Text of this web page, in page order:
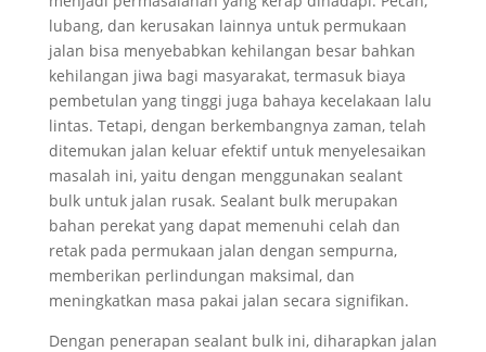
lubang, dan kerusakan lainnya untuk permukaan
jalan bisa menyebabkan kehilangan besar bahkan
kehilangan jiwa bagi masyarakat, termasuk biaya
pembetulan yang tinggi juga bahaya kecelakaan lalu
lintas. Tetapi, dengan berkembangnya zaman, telah
ditemukan jalan keluar efektif untuk menyelesaikan
masalah ini, yaitu dengan menggunakan sealant
bulk untuk jalan rusak. Sealant bulk merupakan
bahan perekat yang dapat memenuhi celah dan
retak pada permukaan jalan dengan sempurna,
memberikan perlindungan maksimal, dan
meningkatkan masa pakai jalan secara signifikan.
Dengan penerapan sealant bulk ini, diharapkan jalan